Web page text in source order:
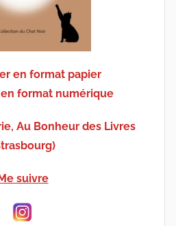
en format papier
format numérique
Au Bonheur des Livres
suivre